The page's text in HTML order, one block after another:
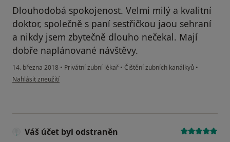
Dlouhodobá spokojenost. Velmi milý a kvalitní
doktor, společně s paní sestřičkou jaou sehraní
a nikdy jsem zbytečně dlouho nečekal. Mají
dobře naplánované návštěvy.
14. března 2018 • Privátní zubní lékař • Čištění zubních kanálkyů •
podle názoru uživatele Váš účet byl odstraněn
Nahlásit zneužití
Váš účet byl odstraněn